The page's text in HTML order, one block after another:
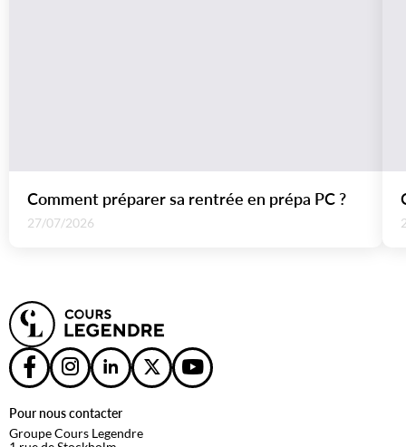
Comment préparer sa rentrée en prépa PC ?
27/07/2026
Pour nous contacter
Groupe Cours Legendre